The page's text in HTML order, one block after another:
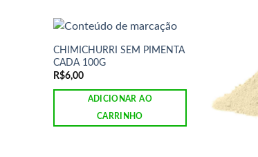
CHIMICHURRI SEM PIMENTA
CADA 100G
R$6,00
ADICIONAR AO
CARRINHO